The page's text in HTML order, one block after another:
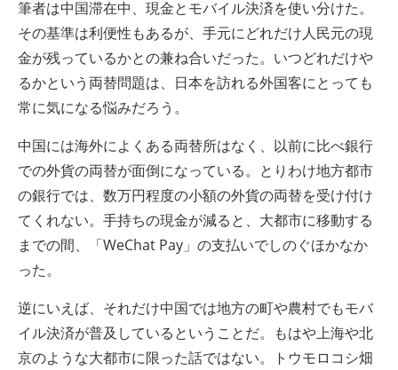
筆者は中国滞在中、現金とモバイル決済を使い分けた。
その基準は利便性もあるが、手元にどれだけ人民元の現
金が残っているかとの兼ね合いだった。いつどれだけや
るかという両替問題は、日本を訪れる外国客にとっても
常に気になる悩みだろう。
中国には海外によくある両替所はなく、以前に比べ銀行
での外貨の両替が面倒になっている。とりわけ地方都市
の銀行では、数万円程度の小額の外貨の両替を受け付け
てくれない。手持ちの現金が減ると、大都市に移動する
までの間、「WeChat Pay」の支払いでしのぐほかなか
った。
逆にいえば、それだけ中国では地方の町や農村でもモバ
イル決済が普及しているということだ。もはや上海や北
京のような大都市に限った話ではない。トウモロコシ畑